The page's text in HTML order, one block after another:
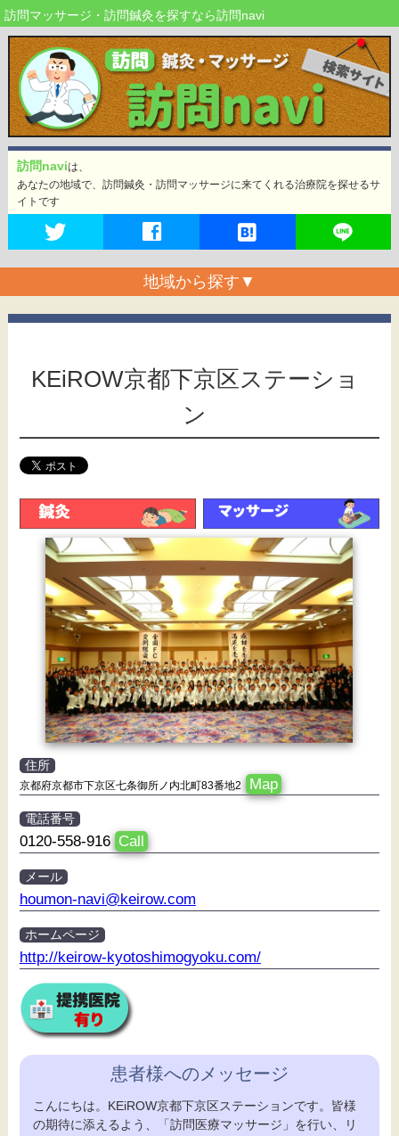
訪問マッサージ・訪問鍼灸を探すなら訪問navi
訪問naviは、
あなたの地域で、訪問鍼灸・訪問マッサージに来てくれる治療院を探せるサ
イトです
地域から探す ▼
KEiROW京都下京区ステーショ
ン
住所
京都府京都市下京区七条御所ノ内北町83番地2 Map
電話番号
0120-558-916 Call
メール
houmon-navi@keirow.com
ホームページ
http://keirow-kyotoshimogyoku.com/
患者様へのメッセージ
こんにちは。KEiROW京都下京区ステーションです。皆様
の期待に添えるよう、「訪問医療マッサージ」を行い、リ